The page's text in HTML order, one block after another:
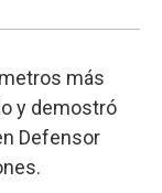
más
y demostró
Defensor